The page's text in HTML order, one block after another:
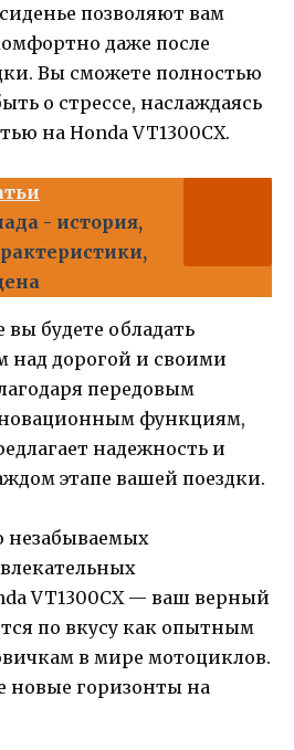
позволяют вам
даже после
Вы сможете полностью
о стрессе, наслаждаясь
на Honda VT1300CX.
- история,
будете обладать
над дорогой и своими
передовым
функциям,
надежность и
этапе вашей поездки.
незабываемых
VT1300CX — ваш верный
по вкусу как опытным
в мире мотоциклов.
новые горизонты на